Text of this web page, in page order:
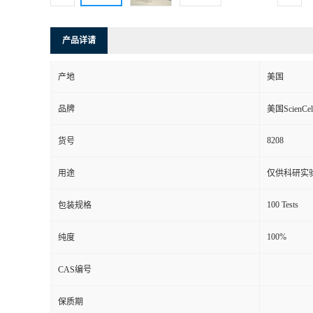
产品详请
产地 美国
品牌 美国
货号 8208
用途 仅供科研实
包装规格 100 Tests
纯度 100%
CAS编号
保质期